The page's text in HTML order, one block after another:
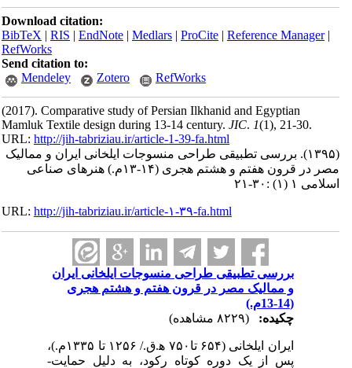
Download citation:
BibTeX|RIS| EndNote| Medlars| ProCite|Reference
RefWorks
Send citation to:
Mendeley
Zotero RefWorks
(2017).Comparative study of Persian Ilkhanid and Egyptian
Mamluk Textile design during 13-14 century.JIC.1(1)
URL:http://jih-tabriziau.ir/article-1-39-fa.html
بررسی تطبیقی طراحی منسوجات ایلخانی ایران و ممالیک
مصر در قرون هفتم و هشتم هجری (۱۴-۱۳م.) هنرهای صناعی
URL:http://jih-tabriziau.ir/article-۱-۳۹-fa.html
بررسی تطبیقی طراحی منسوجات ایلخانی ایران
و ممالیک مصر در قرون هفتم و هشتم هجری
(۸۲۲۹ مشاهده)
ایران ایلخانی (۶۵۴
تا۷۵۰ ه‍.­ق./ ۱۲۵۶ تا ۱۳۳۵م.)،
پس از یک دوره کوتاه رکود، به دلیل حمایت­